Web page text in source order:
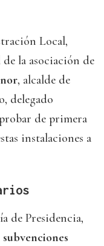
Local,
la asociación de
, alcalde de
delegado
de primera
instalaciones a
de Presidencia,
subvenciones